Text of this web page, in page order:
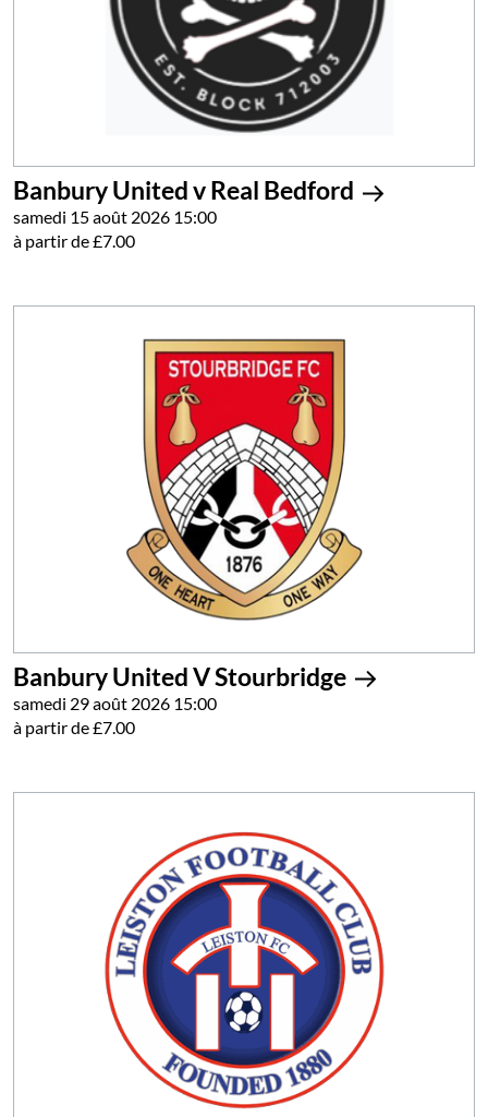
Banbury United v Real Bedford
samedi 15 août 2026 15:00
à partir de £7.00
Banbury United V Stourbridge
samedi 29 août 2026 15:00
à partir de £7.00